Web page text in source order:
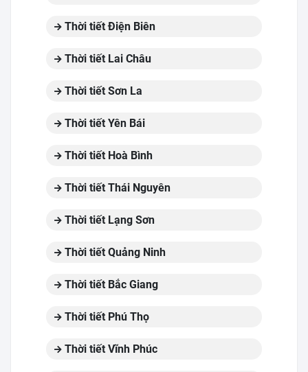
Thời tiết Điện Biên
Thời tiết Lai Châu
Thời tiết Sơn La
Thời tiết Yên Bái
Thời tiết Hoà Bình
Thời tiết Thái Nguyên
Thời tiết Lạng Sơn
Thời tiết Quảng Ninh
Thời tiết Bắc Giang
Thời tiết Phú Thọ
Thời tiết Vĩnh Phúc